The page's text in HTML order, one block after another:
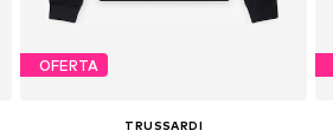
OFERTA
TRUSSARDI